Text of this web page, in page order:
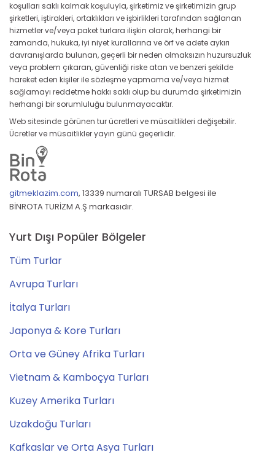
koşulları saklı kalmak koşuluyla, şirketimiz ve şirketimizin grup
şirketleri, iştirakleri, ortaklıkları ve işbirlikleri tarafından sağlanan
hizmetler ve/veya paket turlara ilişkin olarak, herhangi bir
zamanda, hukuka, iyi niyet kurallarına ve örf ve adete aykırı
davranışlarda bulunan, geçerli bir neden olmaksızın huzursuzluk
veya problem çıkaran, güvenliği riske atan ve benzeri şekilde
hareket eden kişiler ile sözleşme yapmama ve/veya hizmet
sağlamayı reddetme hakkı saklı olup bu durumda şirketimizin
herhangi bir sorumluluğu bulunmayacaktır.
Web sitesinde görünen tur ücretleri ve müsaitlikleri değişebilir.
Ücretler ve müsaitlikler yayın günü geçerlidir.
gitmeklazim.com, 13339 numaralı TURSAB belgesi ile
BİNROTA TURİZM A.Ş markasıdır.
Yurt Dışı Popüler Bölgeler
Tüm Turlar
Avrupa Turları
İtalya Turları
Japonya & Kore Turları
Orta ve Güney Afrika Turları
Vietnam & Kamboçya Turları
Kuzey Amerika Turları
Uzakdoğu Turları
Kafkaslar ve Orta Asya Turları